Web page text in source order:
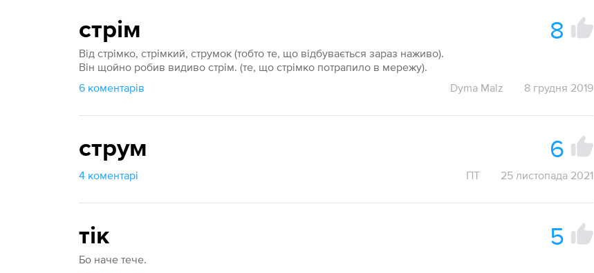
стрім 8
Від стрімко, стрімкий, струмок (тобто те, що відбувається зараз наживо).
Він щойно робив видиво стрім. (те, що стрімко потрапило в мережу).
6 коментарів
Dyma Malz 8 грудня 2019
струм 6
4 коментарі ПТ 25 листопада 2021
тік 5
Бо наче тече.